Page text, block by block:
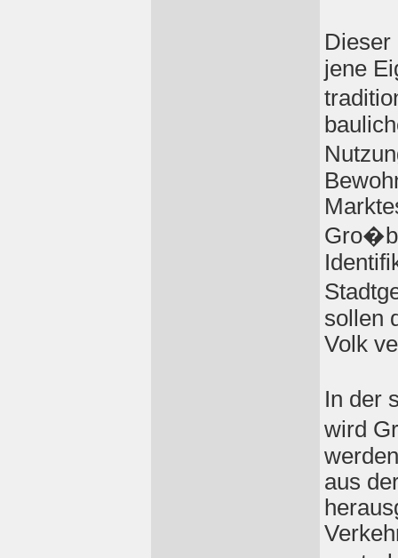
jene
sollen
Volk
In der
wird
aus